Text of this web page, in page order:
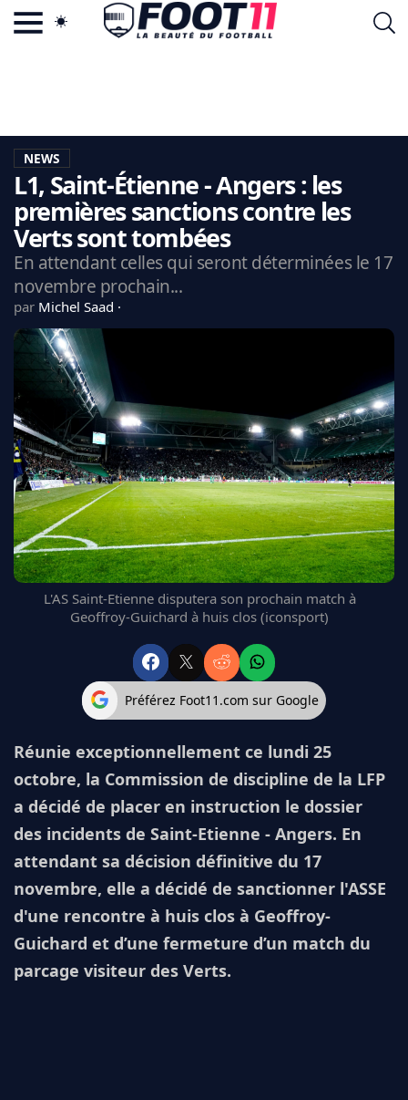
LA CHARTE
VIE PRIVÉE
CGU
CONTACTEZ-NOUS
MERCATO
EDF
PSG
LIGUE 1
REAL MADRID
FC BARCELONE
MANCHESTER UNITED
CHELSEA
ARSENAL
BAYERN
L'AVIS DE LA RÉDAC'
NEWS
L1, Saint-Étienne - Angers : les
premières sanctions contre les
Verts sont tombées
En attendant celles qui seront déterminées le 17
novembre prochain...
par Michel Saad
L'AS Saint-Etienne disputera son prochain match à
Geoffroy-Guichard à huis clos (iconsport)
Préférez Foot11.com sur Google
Réunie exceptionnellement ce lundi 25
octobre, la Commission de discipline de la LFP
a décidé de placer en instruction le dossier
des incidents de Saint-Etienne - Angers. En
attendant sa décision définitive du 17
novembre, elle a décidé de sanctionner l'ASSE
d'une rencontre à huis clos à Geoffroy-
Guichard et d’une fermeture d’un match du
parcage visiteur des Verts.